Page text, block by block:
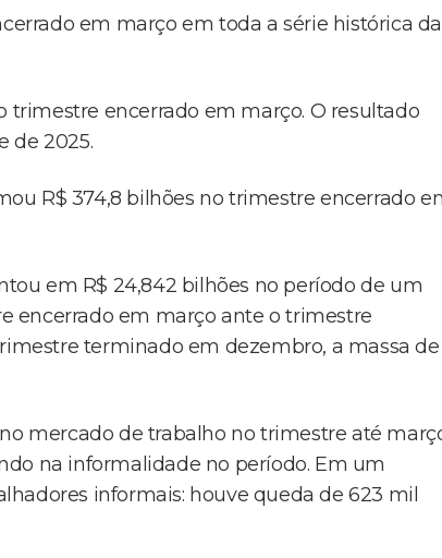
em março em toda a série histórica da
trimestre encerrado em março. O resultado
de 2025.
R$ 374,8 bilhões no trimestre encerrado
em R$ 24,842 bilhões no período de um
encerrado em março ante o trimestre
terminado em dezembro, a massa de
mercado de trabalho no trimestre até
na informalidade no período. Em um
informais: houve queda de 623 mil